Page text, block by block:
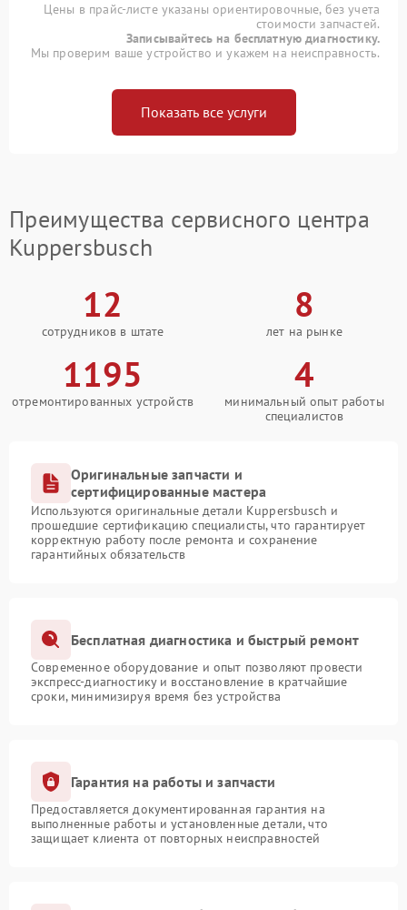
Цены в прайс-листе указаны ориентировочные, без учета
стоимости запчастей.
Записывайтесь на бесплатную диагностику.
Мы проверим ваше устройство и укажем на неисправность.
Показать все услуги
Преимущества сервисного центра
Kuppersbusch
12
сотрудников в штате
8
лет на рынке
1195
отремонтированных устройств
4
минимальный опыт работы
специалистов
Оригинальные запчасти и
сертифицированные мастера
Используются оригинальные детали Kuppersbusch и
прошедшие сертификацию специалисты, что гарантирует
корректную работу после ремонта и сохранение
гарантийных обязательств
Бесплатная диагностика и быстрый ремонт
Современное оборудование и опыт позволяют провести
экспресс-диагностику и восстановление в кратчайшие
сроки, минимизируя время без устройства
Гарантия на работы и запчасти
Предоставляется документированная гарантия на
выполненные работы и установленные детали, что
защищает клиента от повторных неисправностей